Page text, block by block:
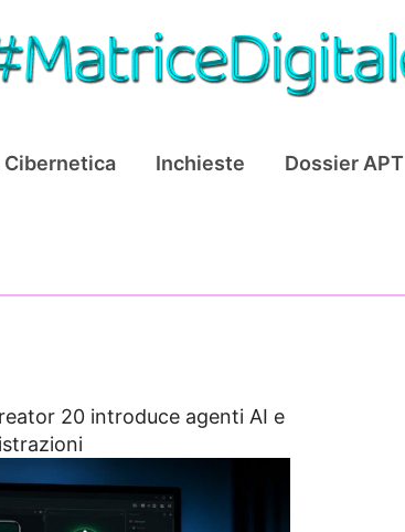
Cibernetica Inchieste Dossier APT
20 introduce agenti AI e